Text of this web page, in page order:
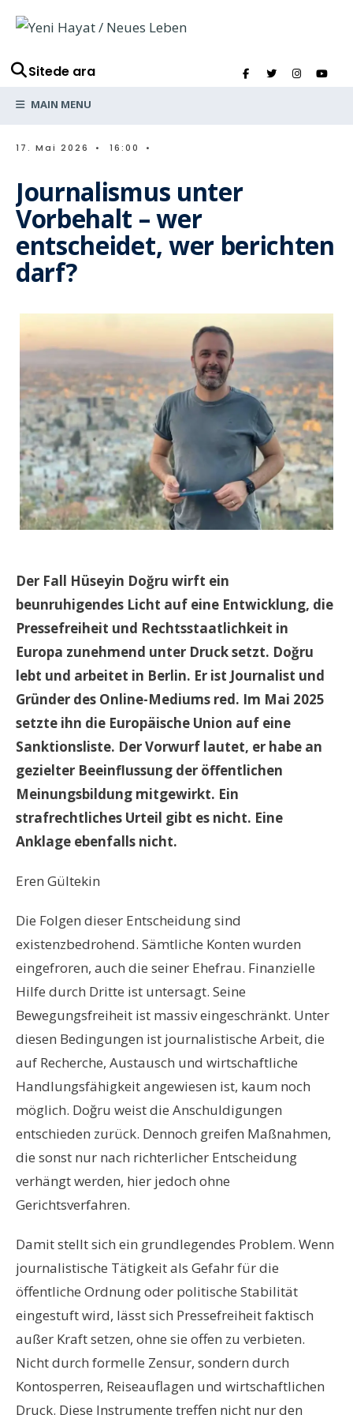
Sitede ara
MAIN MENU
17. Mai 2026 • 16:00 •
Journalismus unter
Vorbehalt – wer
entscheidet, wer berichten
darf?
Der Fall Hüseyin Doğru wirft ein
beunruhigendes Licht auf eine Entwicklung, die
Pressefreiheit und Rechtsstaatlichkeit in
Europa zunehmend unter Druck setzt. Doğru
lebt und arbeitet in Berlin. Er ist Journalist und
Gründer des Online-Mediums red. Im Mai 2025
setzte ihn die Europäische Union auf eine
Sanktionsliste. Der Vorwurf lautet, er habe an
gezielter Beeinflussung der öffentlichen
Meinungsbildung mitgewirkt. Ein
strafrechtliches Urteil gibt es nicht. Eine
Anklage ebenfalls nicht.
Eren Gültekin
Die Folgen dieser Entscheidung sind
existenzbedrohend. Sämtliche Konten wurden
eingefroren, auch die seiner Ehefrau. Finanzielle
Hilfe durch Dritte ist untersagt. Seine
Bewegungsfreiheit ist massiv eingeschränkt. Unter
diesen Bedingungen ist journalistische Arbeit, die
auf Recherche, Austausch und wirtschaftliche
Handlungsfähigkeit angewiesen ist, kaum noch
möglich. Doğru weist die Anschuldigungen
entschieden zurück. Dennoch greifen Maßnahmen,
die sonst nur nach richterlicher Entscheidung
verhängt werden, hier jedoch ohne
Gerichtsverfahren.
Damit stellt sich ein grundlegendes Problem. Wenn
journalistische Tätigkeit als Gefahr für die
öffentliche Ordnung oder politische Stabilität
eingestuft wird, lässt sich Pressefreiheit faktisch
außer Kraft setzen, ohne sie offen zu verbieten.
Nicht durch formelle Zensur, sondern durch
Kontosperren, Reiseauflagen und wirtschaftlichen
Druck. Diese Instrumente treffen nicht nur den